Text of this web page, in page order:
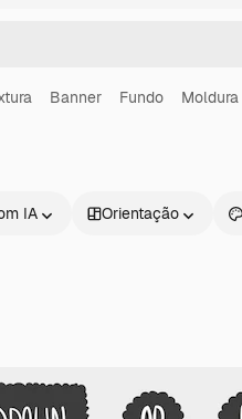
Banner Fundo Moldura
IA Orientação